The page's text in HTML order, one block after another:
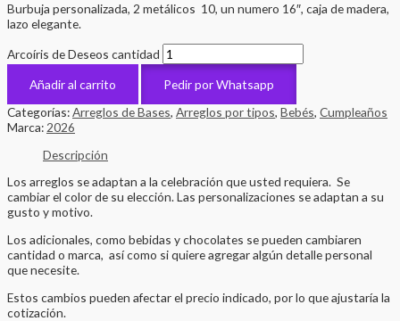
Burbuja personalizada, 2 metálicos 10, un numero 16″, caja de madera,
lazo elegante.
Arcoíris de Deseos cantidad
Añadir al carrito
Pedir por Whatsapp
Categorías:Arreglos de Bases, Arreglos por tipos, Bebés, Cumpleaños
Marca: 2026
Descripción
Los arreglos se adaptan a la celebración que usted requiera. Se
cambiar el color de su elección. Las personalizaciones se adaptan a su
gusto y motivo.
Los adicionales, como bebidas y chocolates se pueden cambiaren
cantidad o marca, así como si quiere agregar algún detalle personal
que necesite.
Estos cambios pueden afectar el precio indicado, por lo que ajustaría la
cotización.